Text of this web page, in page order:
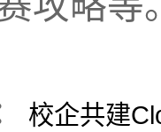
校企共建